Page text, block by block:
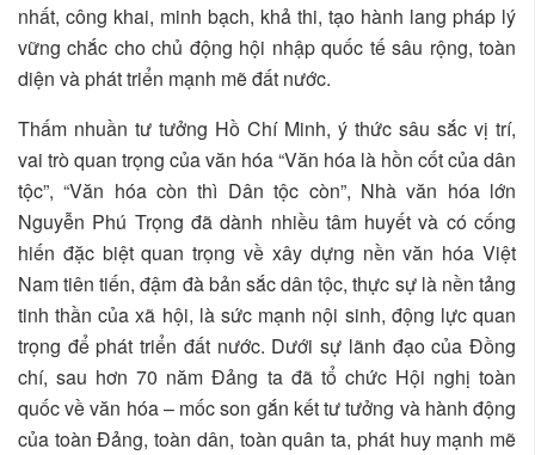
nhất, công khai, minh bạch, khả thi, tạo hành lang pháp lý
vững chắc cho chủ động hội nhập quốc tế sâu rộng, toàn
diện và phát triển mạnh mẽ đất nước.
Thấm nhuần tư tưởng Hồ Chí Minh, ý thức sâu sắc vị trí,
vai trò quan trọng của văn hóa “Văn hóa là hồn cốt của dân
tộc”, “Văn hóa còn thì Dân tộc còn”, Nhà văn hóa lớn
Nguyễn Phú Trọng đã dành nhiều tâm huyết và có cống
hiến đặc biệt quan trọng về xây dựng nền văn hóa Việt
Nam tiên tiến, đậm đà bản sắc dân tộc, thực sự là nền tảng
tinh thần của xã hội, là sức mạnh nội sinh, động lực quan
trọng để phát triển đất nước. Dưới sự lãnh đạo của Đồng
chí, sau hơn 70 năm Đảng ta đã tổ chức Hội nghị toàn
quốc về văn hóa – mốc son gắn kết tư tưởng và hành động
của toàn Đảng, toàn dân, toàn quân ta, phát huy mạnh mẽ